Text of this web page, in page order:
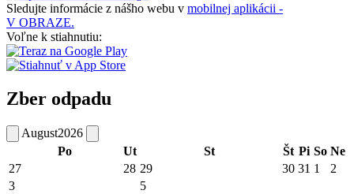
Sledujte informácie z nášho webu v mobilnej aplikácii -
V OBRAZE.
Voľne k stiahnutiu:
Zber odpadu
August2026
Po
Ut St Št Pi So Ne
27
28 29 30 31 1
2
3
5